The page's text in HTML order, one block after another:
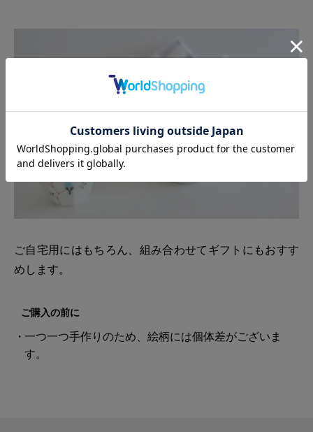
ご自宅用にはもちろん、組み合わせてギフトにもおすす
めします。
ご購入の前に
一つ一つ手作りのため、絵柄には個体差がございま
す。